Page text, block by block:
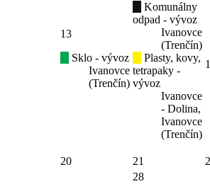
13
Sklo - vývoz
Ivanovce
(Trenčín)
Komunálny
odpad - vývoz
Ivanovce
(Trenčín)
Plasty, kovy,
tetrapaky -
vývoz
Ivanovce
- Dolina,
Ivanovce
(Trenčín)
20 21
28